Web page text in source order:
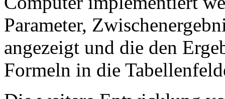
Parameter,
angezeigt und die den
Formeln in die